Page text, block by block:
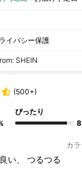
イバシー保護
SHEIN
(500+)
ぴったり
カ
い、つるつる